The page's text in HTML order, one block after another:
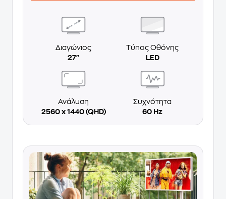
Διαγώνιος
27"
Τύπος Οθόνης
LED
Ανάλυση
2560 x 1440 (QHD)
Συχνότητα
60 Hz